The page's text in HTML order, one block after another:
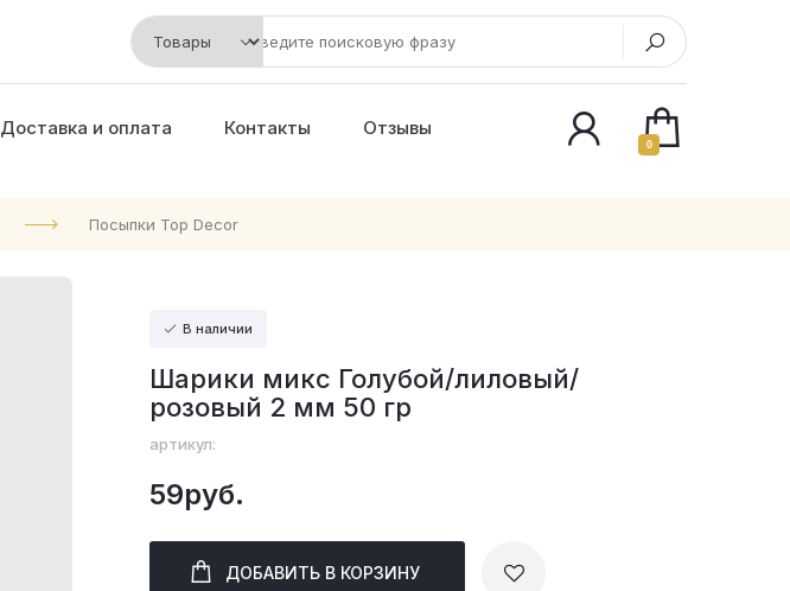
Доставка и оплата Контакты Отзывы
0
Посыпки Top Decor
В наличии
Шарики микс Голубой/лиловый/
розовый 2 мм 50 гр
артикул:
59руб.
ДОБАВИТЬ В КОРЗИНУ